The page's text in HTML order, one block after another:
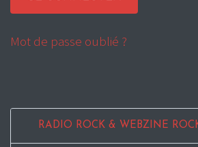
Mot de passe oublié ?
RADIO ROCK & WEBZINE